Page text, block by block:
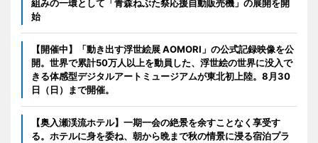
組みの一環として「青森ねぶた祭応援自動販売機」の展開を開
始
【開催中】「動き出す浮世絵展 AOMORI」の公式記録映像を公
開。世界で累計50万人以上を動員した、浮世絵の世界に没入で
きる体感型デジタルアートミュージアムが東北初上陸。8月30
日（日）まで開催。
【奥入瀬渓流ホテル】一期一会の絶景を余すことなく享受す
る。ホテルに身を委ね、朝から晩まで秋の情景に浸る宿泊プラ